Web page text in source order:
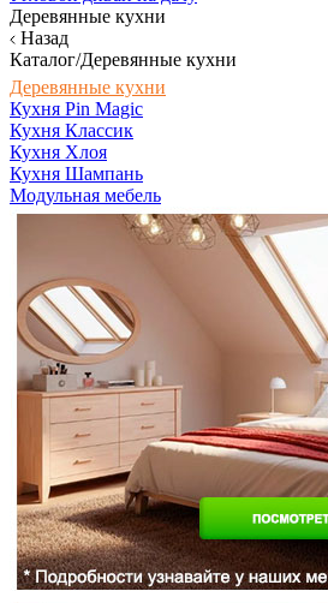
Деревянные кухни
Назад
Каталог/Деревянные кухни
Деревянные кухни
Кухня Pin Magic
Кухня Классик
Кухня Хлоя
Кухня Шампань
Модульная мебель